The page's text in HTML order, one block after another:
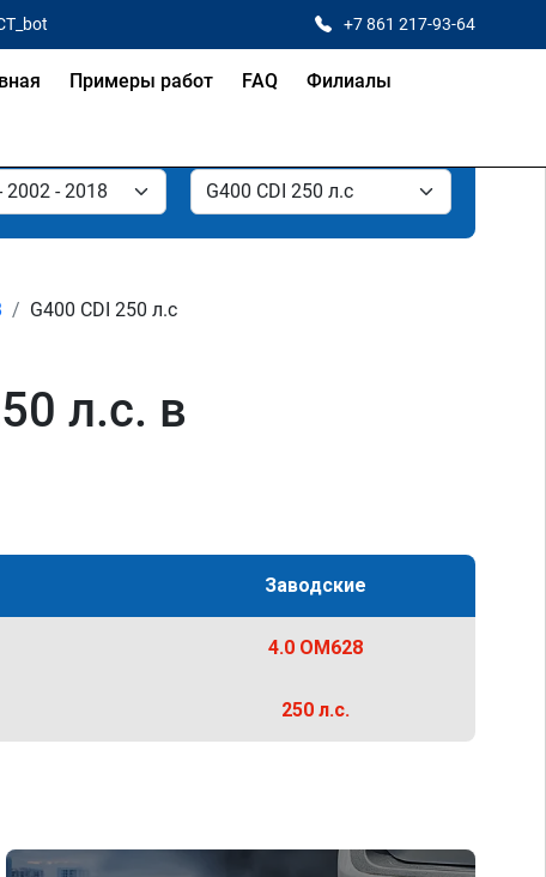
+7 861 217-93-64
Примеры работ FAQ Филиалы
G400 CDI 250 л.с
л.с. в
Заводские
4.0 OM628
250 л.с.